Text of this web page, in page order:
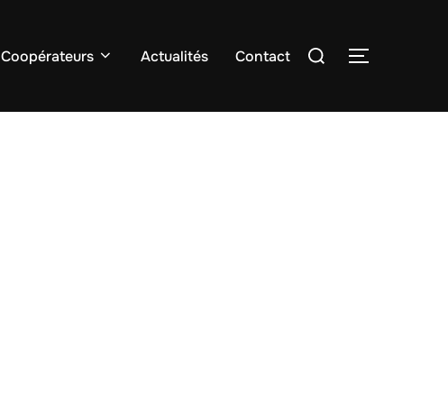
Coopérateurs Actualités Contact
Rechercher :